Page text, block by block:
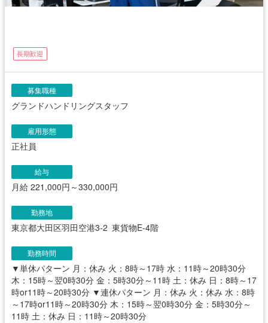
長期歓迎
募集職種
グランドハンドリングスタッフ
雇用形態
正社員
給与
月給 221,000円～330,000円
勤務地
東京都大田区羽田空港3-2 東貨物E-4階
勤務時間
▼単休パターン 月：休み 火：8時～17時 水：11時～20時30分
木：15時～翌0時30分 金：5時30分～11時 土：休み 日：8時～17
時or11時～20時30分 ▼連休パターン 月：休み 火：休み 水：8時
～17時or11時～20時30分 木：15時～翌0時30分 金：5時30分～
11時 土：休み 日：11時～20時30分